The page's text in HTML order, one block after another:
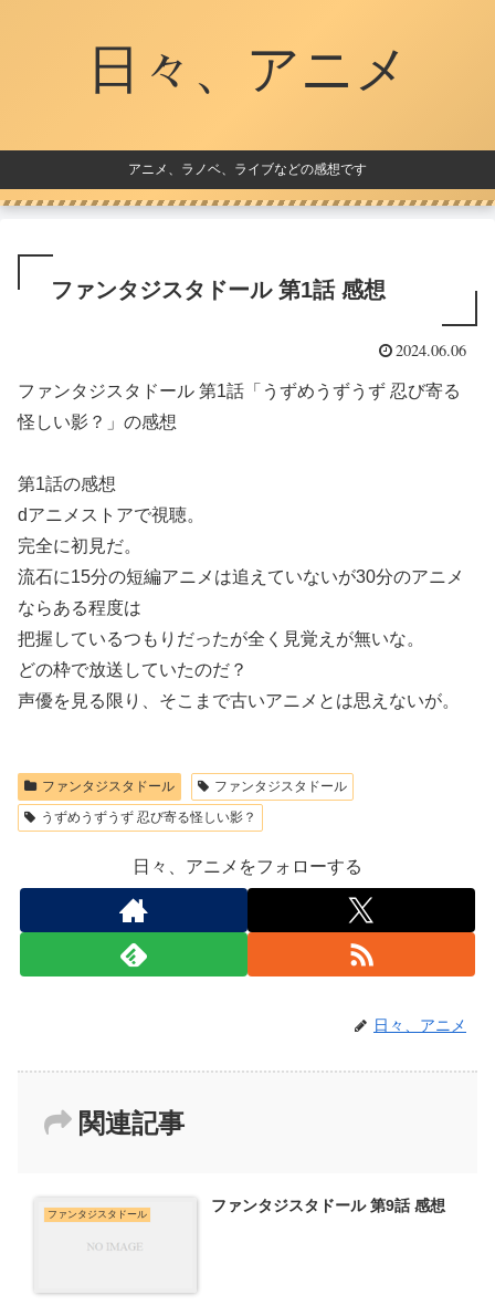
日々、アニメ
アニメ、ラノベ、ライブなどの感想です
ファンタジスタドール 第1話 感想
2024.06.06
ファンタジスタドール 第1話「うずめうずうず 忍び寄る
怪しい影？」の感想
第1話の感想
dアニメストアで視聴。
完全に初見だ。
流石に15分の短編アニメは追えていないが30分のアニメ
ならある程度は
把握しているつもりだったが全く見覚えが無いな。
どの枠で放送していたのだ？
声優を見る限り、そこまで古いアニメとは思えないが。
ファンタジスタドール
ファンタジスタドール
うずめうずうず 忍び寄る怪しい影？
日々、アニメをフォローする
日々、アニメ
関連記事
ファンタジスタドール ファンタジスタドール 第9話 感想